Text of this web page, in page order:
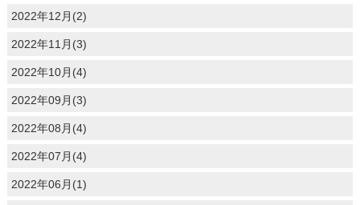
2022年12月(2)
2022年11月(3)
2022年10月(4)
2022年09月(3)
2022年08月(4)
2022年07月(4)
2022年06月(1)